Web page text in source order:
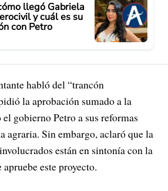
llegó Gabriela
y cuál es su
con Petro
habló del “trancón
la aprobación sumado a la
gobierno Petro a sus reformas
agraria. Sin embargo, aclaró que la
están en sintonía con la
apruebe este proyecto.